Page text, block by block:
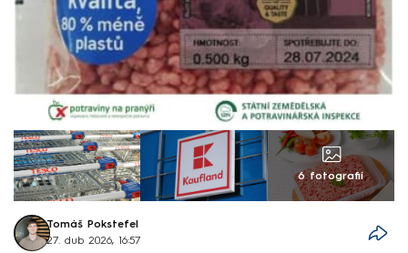
6 fotografií
Tomáš Pokstefel
27. dub 2026, 16:57